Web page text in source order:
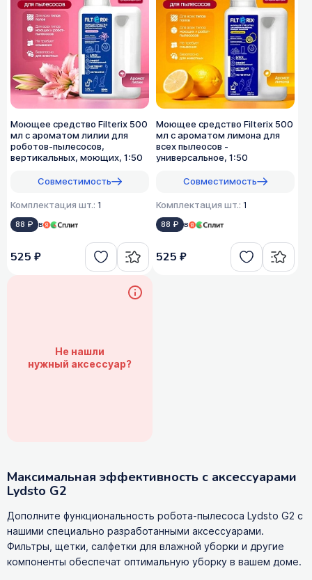
Моющее средство Filterix 500
мл с ароматом лилии для
роботов-пылесосов,
вертикальных, моющих, 1:50
Совместимость
Комплектация шт.: 1
88 ₽ в
525 ₽
Моющее средство Filterix 500
мл с ароматом лимона для
всех пылеосов -
универсальное, 1:50
Совместимость
Комплектация шт.: 1
88 ₽ в
525 ₽
Не нашли
нужный аксессуар?
Максимальная эффективность с аксессуарами
Lydsto G2
Дополните функциональность робота-пылесоса Lydsto G2 с
нашими специально разработанными аксессуарами.
Фильтры, щетки, салфетки для влажной уборки и другие
компоненты обеспечат оптимальную уборку в вашем доме.